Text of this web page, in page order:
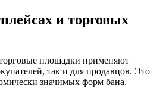
и торговых
площадки применяют
так и для продавцов. Это
значимых форм бана.